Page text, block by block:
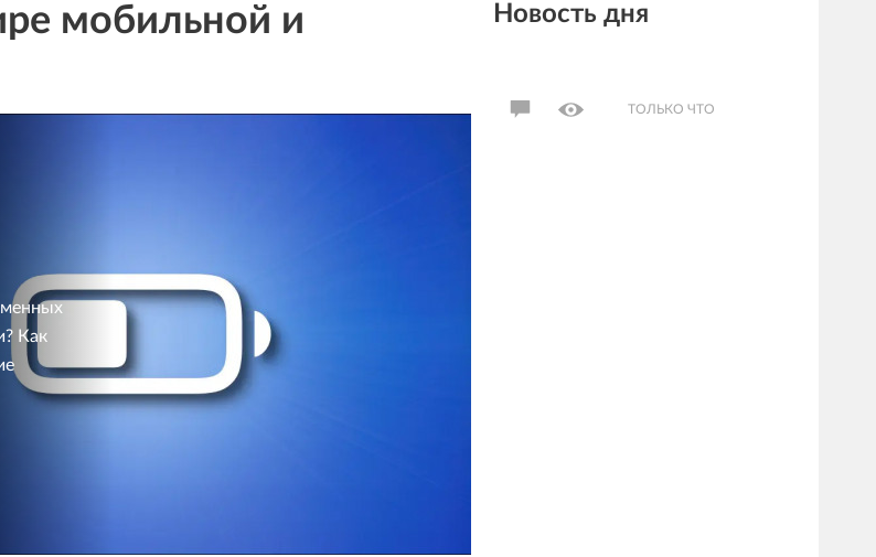
мобильной и
Как
Новость дня
ТОЛЬКО ЧТО